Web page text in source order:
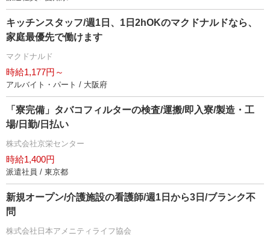
キッチンスタッフ/週1日、1日2hOKのマクドナルドなら、
家庭最優先で働けます
マクドナルド
時給1,177円～
アルバイト・パート / 大阪府
「寮完備」タバコフィルターの検査/運搬/即入寮/製造・工
場/日勤/日払い
株式会社京栄センター
時給1,400円
派遣社員 / 東京都
新規オープン/介護施設の看護師/週1日から3日/ブランク不
問
株式会社日本アメニティライフ協会